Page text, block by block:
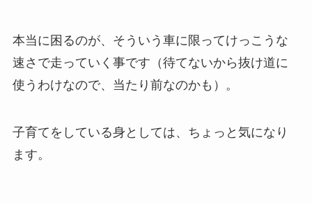
本当に困るのが、そういう車に限ってけっこうな
速さで走っていく事です（待てないから抜け道に
使うわけなので、当たり前なのかも）。
子育てをしている身としては、ちょっと気になり
ます。